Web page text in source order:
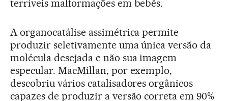
terríveis malformações em bebês.
A organocatálise assimétrica permite
produzir seletivamente uma única versão da
molécula desejada e não sua imagem
especular. MacMillan, por exemplo,
descobriu vários catalisadores orgânicos
capazes de produzir a versão correta em 90%